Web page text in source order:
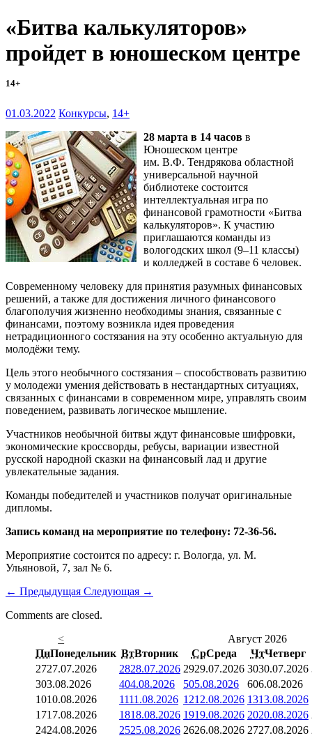
«Битва калькуляторов»
пройдет в юношеском центре
14+
01.03.2022 Конкурсы, 14+
28 марта в 14 часов в
Юношеском центре
им. В.Ф. Тендрякова областной
универсальной научной
библиотеке состоится
интеллектуальная игра по
финансовой грамотности «Битва
калькуляторов». К участию
приглашаются команды из
вологодских школ (9–11 классы)
и колледжей в составе 6 человек.
Современному человеку для принятия разумных финансовых
решений, а также для достижения личного финансового
благополучия жизненно необходимы знания, связанные с
финансами, поэтому возникла идея проведения
нетрадиционного состязания на эту особенно актуальную для
молодёжи тему.
Цель этого необычного состязания – способствовать развитию
у молодежи умения действовать в нестандартных ситуациях,
связанных с финансами в современном мире, управлять своим
поведением, развивать логическое мышление.
Участников необычной битвы ждут финансовые шифровки,
экономические кроссворды, ребусы, вариации известной
русской народной сказки на финансовый лад и другие
увлекательные задания.
Команды победителей и участников получат оригинальные
дипломы.
Запись команд на мероприятие по телефону: 72-36-56.
Мероприятие состоится по адресу: г. Вологда, ул. М.
Ульяновой, 7, зал № 6.
← Предыдущая Следующая →
Comments are closed.
<
Август 2026
ПнПонедельник ВтВторник СрСреда ЧтЧетверг
2727.07.2026 2828.07.2026 2929.07.2026 3030.07.2026
303.08.2026 404.08.2026 505.08.2026 606.08.2026
1010.08.2026 1111.08.2026 1212.08.2026 1313.08.2026
1717.08.2026 1818.08.2026 1919.08.2026 2020.08.2026
2424.08.2026 2525.08.2026 2626.08.2026 2727.08.2026